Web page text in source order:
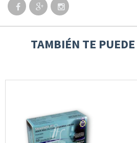
TAMBIÉN TE